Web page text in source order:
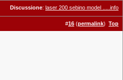
Discussione: laser 200 sebino model .....info
#16 (permalink) Top